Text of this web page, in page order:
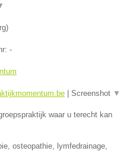
)
-
| Screenshot ▼
waar u terecht kan
osteopathie, lymfedrainage,